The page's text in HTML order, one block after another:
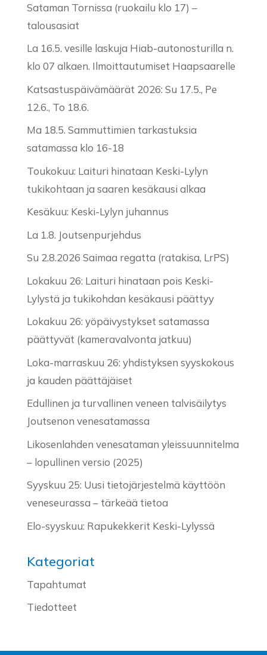
Sataman Tornissa (ruokailu klo 17) –
talousasiat
La 16.5. vesille laskuja Hiab-autonosturilla n.
klo 07 alkaen. Ilmoittautumiset Haapsaarelle
Katsastuspäivämäärät 2026: Su 17.5., Pe
12.6., To 18.6.
Ma 18.5. Sammuttimien tarkastuksia
satamassa klo 16-18
Toukokuu: Laituri hinataan Keski-Lylyn
tukikohtaan ja saaren kesäkausi alkaa
Kesäkuu: Keski-Lylyn juhannus
La 1.8. Joutsenpurjehdus
Su 2.8.2026 Saimaa regatta (ratakisa, LrPS)
Lokakuu 26: Laituri hinataan pois Keski-
Lylystä ja tukikohdan kesäkausi päättyy
Lokakuu 26: yöpäivystykset satamassa
päättyvät (kameravalvonta jatkuu)
Loka-marraskuu 26: yhdistyksen syyskokous
ja kauden päättäjäiset
Edullinen ja turvallinen veneen talvisäilytys
Joutsenon venesatamassa
Likosenlahden venesataman yleissuunnitelma
– lopullinen versio (2025)
Syyskuu 25: Uusi tietojärjestelmä käyttöön
veneseurassa – tärkeää tietoa
Elo-syyskuu: Rapukekkerit Keski-Lylyssä
Kategoriat
Tapahtumat
Tiedotteet